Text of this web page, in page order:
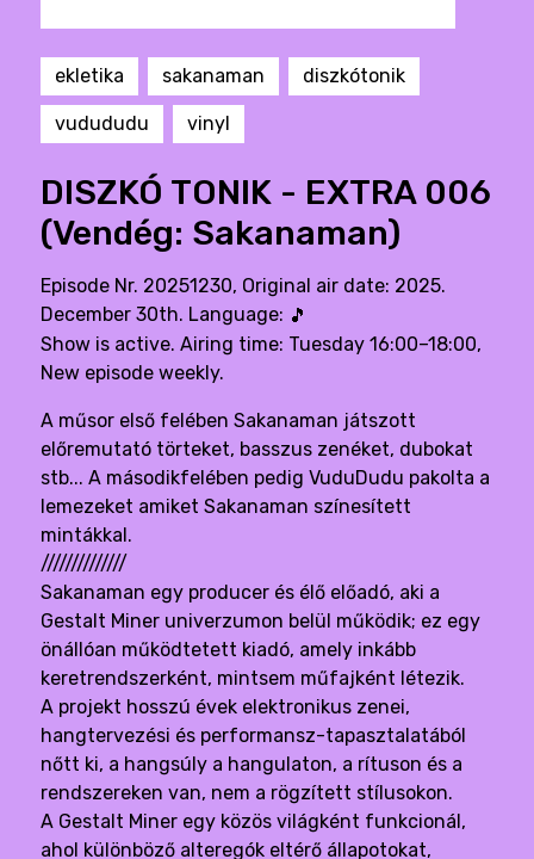
ekletika sakanaman diszkótonik
vudududu vinyl
DISZKÓ TONIK - EXTRA 006
(Vendég: Sakanaman)
Episode Nr. 20251230, Original air date: 2025.
December 30th. Language: 🎵
Show is active. Airing time: Tuesday 16:00–18:00,
New episode weekly.
A műsor első felében Sakanaman játszott
előremutató törteket, basszus zenéket, dubokat
stb... A másodikfelében pedig VuduDudu pakolta a
lemezeket amiket Sakanaman színesített
mintákkal.
//////////////
Sakanaman egy producer és élő előadó, aki a
Gestalt Miner univerzumon belül működik; ez egy
önállóan működtetett kiadó, amely inkább
keretrendszerként, mintsem műfajként létezik.
A projekt hosszú évek elektronikus zenei,
hangtervezési és performansz-tapasztalatából
nőtt ki, a hangsúly a hangulaton, a rítuson és a
rendszereken van, nem a rögzített stílusokon.
A Gestalt Miner egy közös világként funkcionál,
ahol különböző alteregók eltérő állapotokat,